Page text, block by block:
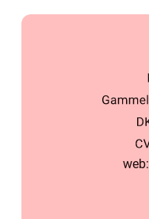
web: